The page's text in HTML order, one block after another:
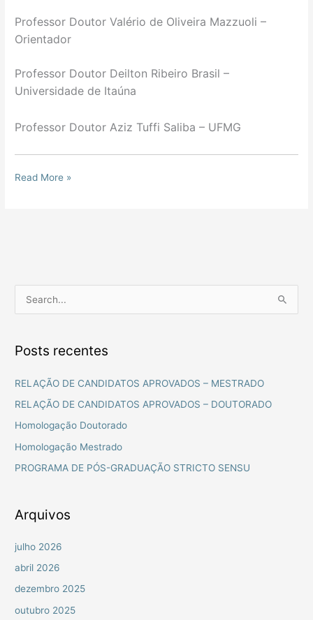
Professor DoutorValério de Oliveira Mazzuoli –
Orientador
Professor Doutor Deilton Ribeiro Brasil –
Universidade de Itaúna
Professor Doutor Aziz Tuffi Saliba – UFMG
Read More »
q
u
r
p
r
Posts recentes
RELAÇÃO DE CANDIDATOS APROVADOS – MESTRADO
RELAÇÃO DE CANDIDATOS APROVADOS – DOUTORADO
Homologação Doutorado
Homologação Mestrado
PROGRAMA DE PÓS-GRADUAÇÃO STRICTO SENSU
Arquivos
julho 2026
abril 2026
dezembro 2025
outubro 2025